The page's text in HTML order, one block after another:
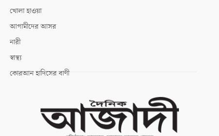
খোলা হাওয়া
আগামীদের আসর
নারী
স্বাস্থ্য
কোরআন হাদিসের বাণী